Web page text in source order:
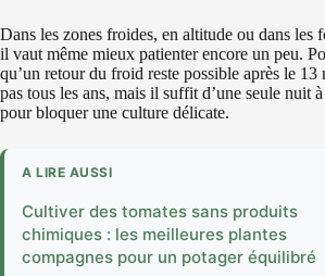
Dans les zones froides, en altitude ou dans les
il vaut même mieux patienter encore un peu.
qu’un retour du froid reste possible après le 13
pas tous les ans, mais il suffit d’une seule nuit
pour bloquer une culture délicate.
A LIRE AUSSI
Cultiver des tomates sans produits
chimiques : les meilleures plantes
compagnes pour un potager équilibré